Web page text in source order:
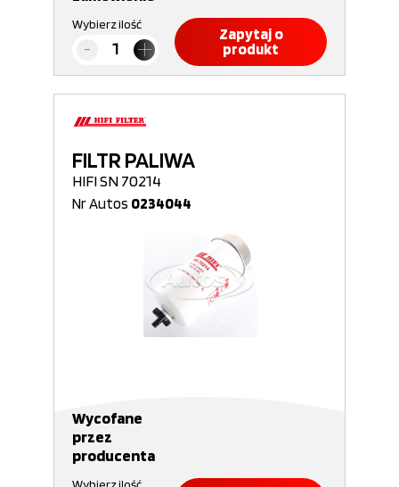
Wybierz ilość
Zapytaj o
produkt
FILTR PALIWA
HIFI SN 70214
Nr Autos 0234044
Wycofane
przez
producenta